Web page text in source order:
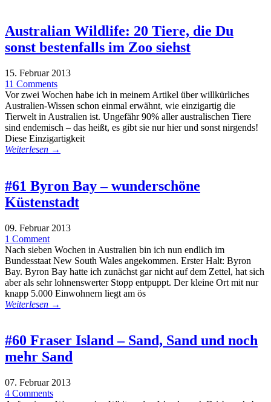
Australian Wildlife: 20 Tiere, die Du
sonst bestenfalls im Zoo siehst
15. Februar 2013
11 Comments
Vor zwei Wochen habe ich in meinem Artikel über willkürliches
Australien-Wissen schon einmal erwähnt, wie einzigartig die
Tierwelt in Australien ist. Ungefähr 90% aller australischen Tiere
sind endemisch – das heißt, es gibt sie nur hier und sonst nirgends!
Diese Einzigartigkeit
Weiterlesen →
#61 Byron Bay – wunderschöne
Küstenstadt
09. Februar 2013
1 Comment
Nach sieben Wochen in Australien bin ich nun endlich im
Bundesstaat New South Wales angekommen. Erster Halt: Byron
Bay. Byron Bay hatte ich zunächst gar nicht auf dem Zettel, hat sich
aber als sehr lohnenswerter Stopp entpuppt. Der kleine Ort mit nur
knapp 5.000 Einwohnern liegt am ös
Weiterlesen →
#60 Fraser Island – Sand, Sand und noch
mehr Sand
07. Februar 2013
4 Comments